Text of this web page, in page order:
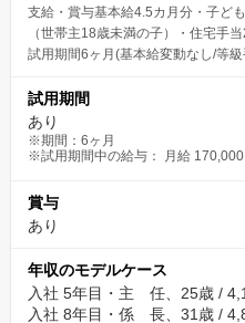
支給・賞与基本給4.5カ月分・子ど
（世帯主18歳未満の子）・住宅手
試用期間6ヶ月(基本給変動なし/等
試用期間
あり
※期間：6ヶ月
※試用期間中の給与： 月給
賞与
あり
年収のモデルケース
入社 5年目・主 任、25歳 /
入社 8年目・係 長、31歳 /